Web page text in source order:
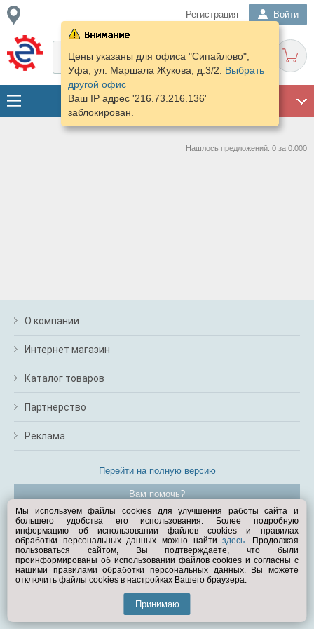
Регистрация Войти
Цены указаны для офиса "Сипайлово",
Уфа, ул. Маршала Жукова, д.3/2. Выбрать
другой офис
Ваш IP адрес '216.73.216.136'
заблокирован.
Нашлось предложений: 0 за 0.000
О компании
Интернет магазин
Каталог товаров
Партнерство
Реклама
Перейти на полную версию
Вам помочь?
© Exist.ru 1998—2026
Мы используем файлы cookies для улучшения работы сайта и
большего удобства его использования. Более подробную
информацию об использовании файлов cookies и правилах
обработки персональных данных можно найтиздесь. Продолжая
пользоваться сайтом, Вы подтверждаете, что были
проинформированы об использовании файлов cookies и согласны с
нашими правилами обработки персональных данных. Вы можете
отключить файлы cookies в настройках Вашего браузера.
Принимаю